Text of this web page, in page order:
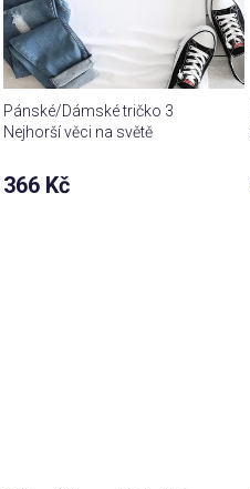
Pánské/Dámské tričko 3
Nejhorší věci na světě
366 Kč